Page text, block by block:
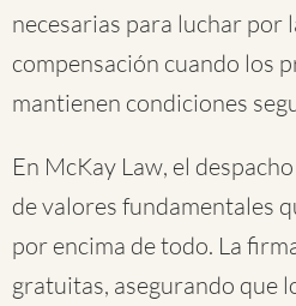
necesarias para luchar por
compensación cuando los
mantienen condiciones
En McKay Law, el
de valores fundamentales
por encima de todo. La
gratuitas, asegurando que